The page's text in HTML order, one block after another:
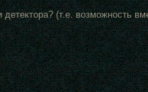
(т.е. возможность